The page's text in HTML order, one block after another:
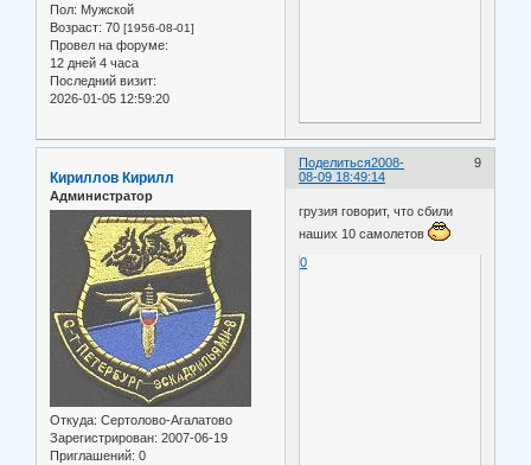
Пол: Мужской
Возраст: 70 [1956-08-01]
Провел на форуме:
12 дней 4 часа
Последний визит:
2026-01-05 12:59:20
Поделиться 9
2008-
08-09 18:49:14
Кириллов Кирилл
Администратор
Откуда: Сертолово-Агалатово
Зарегистрирован: 2007-06-19
Приглашений: 0
грузия говорит, что сбили
наших 10 самолетов
0